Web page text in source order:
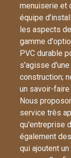
menuiserie et
équipe
les aspects
gamme
PVC durable
s'agisse
construction;
un savoir-
Nous
service très
qu'entreprise
également
qui ajoutent